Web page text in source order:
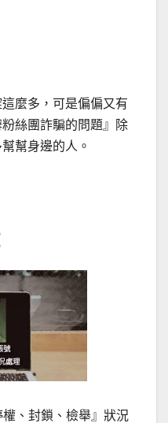
麼多，可是偏偏又有
絲團詐騙的問題』除
幫身邊的人。
、封鎖、檢舉』狀況